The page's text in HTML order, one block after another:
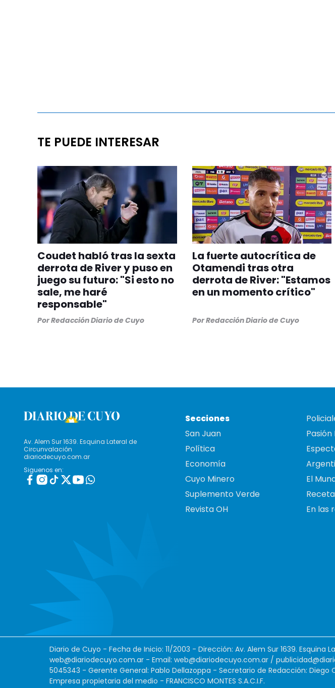
TE PUEDE INTERESAR
Coudet habló tras la sexta
derrota de River y puso en
juego su futuro: "Si esto no
sale, me haré
responsable"
PorRedacción Diario de Cuyo
La fuerte autocrítica de
Otamendi tras otra
derrota de River: "Estamos
en un momento crítico"
PorRedacción Diario de Cuyo
Av. Alem Sur 1639. Esquina Lateral de
Circunvalación
diariodecuyo.com.ar
Siguenos en:
Secciones
San Juan
Política
Economía
Cuyo Minero
Suplemento Verde
Revista OH
El
En las
Diario de Cuyo - Fecha de Inicio: 11/2003 - Dirección: Av. Alem Sur 1639.
web@diariodecuyo.com.ar - Email: web@diariodecuyo.com.ar /
5045343 - Gerente General: Pablo Dellazoppa - Secretario de Redacción: Diego
Empresa propietaria del medio - FRANCISCO MONTES S.A.C.I.F.